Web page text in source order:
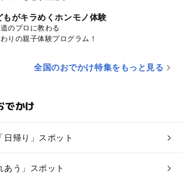
もがキラめくホンモノ体験
のプロに教わる
りの親子体験プログラム！
全国のおでかけ特集をもっと見る
でかけ
日帰り」スポット
あう」スポット